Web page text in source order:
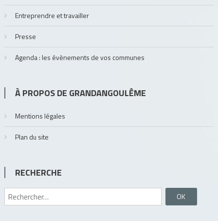
Entreprendre et travailler
Presse
Agenda : les évènements de vos communes
À PROPOS DE GRANDANGOULÊME
Mentions légales
Plan du site
RECHERCHE
Rechercher :